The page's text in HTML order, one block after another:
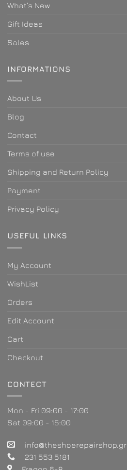
What’s New
Gift Ideas
Sales
INFORMATIONS
About Us
Blog
Contact
Terms of use
Shipping and Return Policy
Payment
Privacy Policy
USEFUL LINKS
My Account
WishList
Orders
Edit Account
Cart
Checkout
CONTECT
Mon - Fri 09:00 - 17:00
Sat 09:00 - 15:00
info@theshoerepairshop.gr
231 553 5181